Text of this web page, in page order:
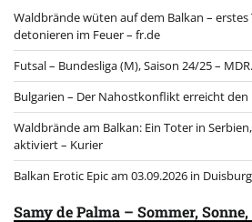
Waldbrände wüten auf dem Balkan –
detonieren im Feuer – fr.de
Futsal – Bundesliga (M), Saison 24/25 –
Bulgarien – Der Nahostkonflikt erreicht den
Waldbrände am Balkan: Ein Toter in
aktiviert – Kurier
Balkan Erotic Epic am 03.09.2026 in
Samy de Palma – Sommer,